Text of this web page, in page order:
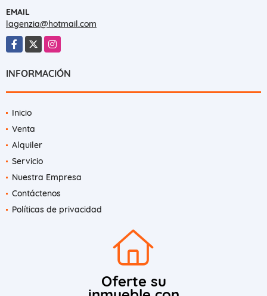
EMAIL
lagenzia@hotmail.com
Facebook
X Instagram
INFORMACIÓN
Inicio
Venta
Alquiler
Servicio
Nuestra Empresa
Contáctenos
Políticas de privacidad
Oferte su